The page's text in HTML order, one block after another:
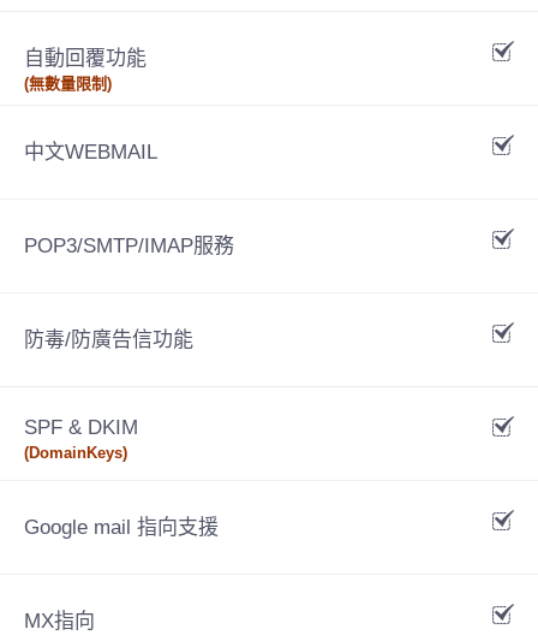
自動回覆功能
(無數量限制)
中文WEBMAIL
POP3/SMTP/IMAP服務
防毒/防廣告信功能
SPF & DKIM
(DomainKeys)
Google mail 指向支援
MX指向